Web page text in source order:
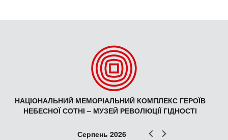
НАЦІОНАЛЬНИЙ МЕМОРІАЛЬНИЙ КОМПЛЕКС ГЕРОЇВ
НЕБЕСНОЇ СОТНІ – МУЗЕЙ РЕВОЛЮЦІЇ ГІДНОСТІ
Попер
Серпень 2026